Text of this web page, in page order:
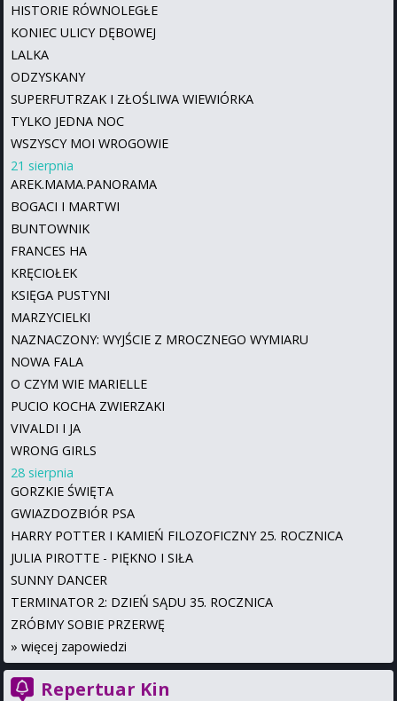
HISTORIE RÓWNOLEGŁE
KONIEC ULICY DĘBOWEJ
LALKA
ODZYSKANY
SUPERFUTRZAK I ZŁOŚLIWA WIEWIÓRKA
TYLKO JEDNA NOC
WSZYSCY MOI WROGOWIE
21 sierpnia
AREK.MAMA.PANORAMA
BOGACI I MARTWI
BUNTOWNIK
FRANCES HA
KRĘCIOŁEK
KSIĘGA PUSTYNI
MARZYCIELKI
NAZNACZONY: WYJŚCIE Z MROCZNEGO WYMIARU
NOWA FALA
O CZYM WIE MARIELLE
PUCIO KOCHA ZWIERZAKI
VIVALDI I JA
WRONG GIRLS
28 sierpnia
GORZKIE ŚWIĘTA
GWIAZDOZBIÓR PSA
HARRY POTTER I KAMIEŃ FILOZOFICZNY 25. ROCZNICA
JULIA PIROTTE - PIĘKNO I SIŁA
SUNNY DANCER
TERMINATOR 2: DZIEŃ SĄDU 35. ROCZNICA
ZRÓBMY SOBIE PRZERWĘ
» więcej zapowiedzi
Repertuar Kin